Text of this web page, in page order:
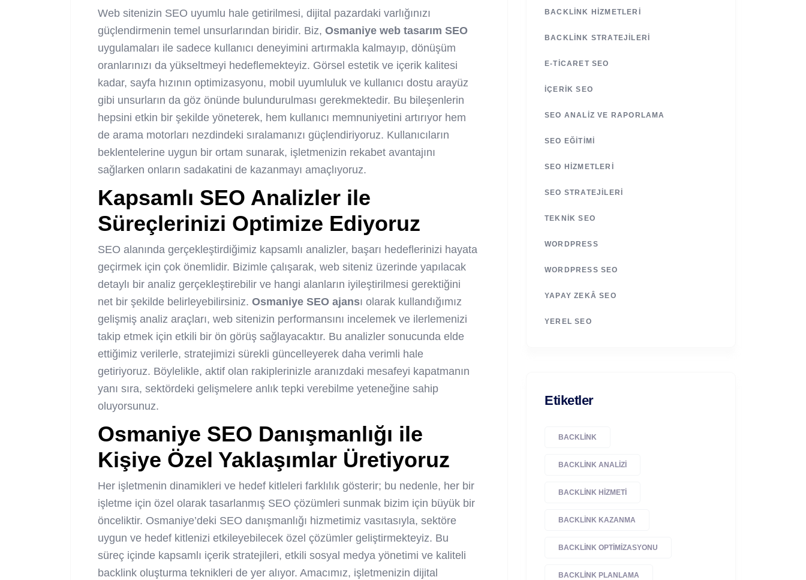
Web sitenizin SEO uyumlu hale getirilmesi, dijital pazardaki varlığınızı
güçlendirmenin temel unsurlarından biridir. Biz, Osmaniye web tasarım SEO
uygulamaları ile sadece kullanıcı deneyimini artırmakla kalmayıp, dönüşüm
oranlarınızı da yükseltmeyi hedeflemekteyiz. Görsel estetik ve içerik kalitesi
kadar, sayfa hızının optimizasyonu, mobil uyumluluk ve kullanıcı dostu arayüz
gibi unsurların da göz önünde bulundurulması gerekmektedir. Bu bileşenlerin
hepsini etkin bir şekilde yöneterek, hem kullanıcı memnuniyetini artırıyor hem
de arama motorları nezdindeki sıralamanızı güçlendiriyoruz. Kullanıcıların
beklentelerine uygun bir ortam sunarak, işletmenizin rekabet avantajını
sağlarken onların sadakatini de kazanmayı amaçlıyoruz.
Kapsamlı SEO Analizler ile
Süreçlerinizi Optimize Ediyoruz
SEO alanında gerçekleştirdiğimiz kapsamlı analizler, başarı hedeflerinizi hayata
geçirmek için çok önemlidir. Bizimle çalışarak, web siteniz üzerinde yapılacak
detaylı bir analiz gerçekleştirebilir ve hangi alanların iyileştirilmesi gerektiğini
net bir şekilde belirleyebilirsiniz. Osmaniye SEO ajansı olarak kullandığımız
gelişmiş analiz araçları, web sitenizin performansını incelemek ve ilerlemenizi
takip etmek için etkili bir ön görüş sağlayacaktır. Bu analizler sonucunda elde
ettiğimiz verilerle, stratejimizi sürekli güncelleyerek daha verimli hale
getiriyoruz. Böylelikle, aktif olan rakiplerinizle aranızdaki mesafeyi kapatmanın
yanı sıra, sektördeki gelişmelere anlık tepki verebilme yeteneğine sahip
oluyorsunuz.
Osmaniye SEO Danışmanlığı ile
Kişiye Özel Yaklaşımlar Üretiyoruz
Her işletmenin dinamikleri ve hedef kitleleri farklılık gösterir; bu nedenle, her bir
işletme için özel olarak tasarlanmış SEO çözümleri sunmak bizim için büyük bir
önceliktir. Osmaniye’deki SEO danışmanlığı hizmetimiz vasıtasıyla, sektöre
uygun ve hedef kitlenizi etkileyebilecek özel çözümler geliştirmekteyiz. Bu
süreç içinde kapsamlı içerik stratejileri, etkili sosyal medya yönetimi ve kaliteli
backlink oluşturma teknikleri de yer alıyor. Amacımız, işletmenizin dijital
BACKLINK HIZMETLERI
BACKLINK STRATEJILERI
E-TICARET SEO
İÇERIK SEO
SEO ANALIZ VE RAPORLAMA
SEO EĞITIMI
SEO HIZMETLERI
SEO STRATEJILERI
TEKNIK SEO
WORDPRESS
WORDPRESS SEO
YAPAY ZEKÂ SEO
YEREL SEO
Etiketler
BACKLINK
BACKLINK ANALIZI
BACKLINK HIZMETI
BACKLINK KAZANMA
BACKLINK OPTIMIZASYONU
BACKLINK PLANLAMA